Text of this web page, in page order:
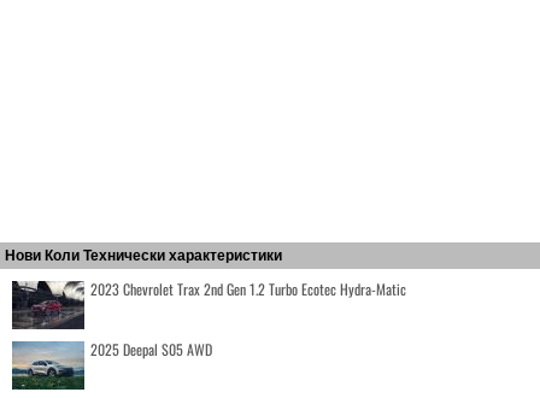
Нови Коли Технически характеристики
2023 Chevrolet Trax 2nd Gen 1.2 Turbo Ecotec Hydra-Matic
2025 Deepal S05 AWD